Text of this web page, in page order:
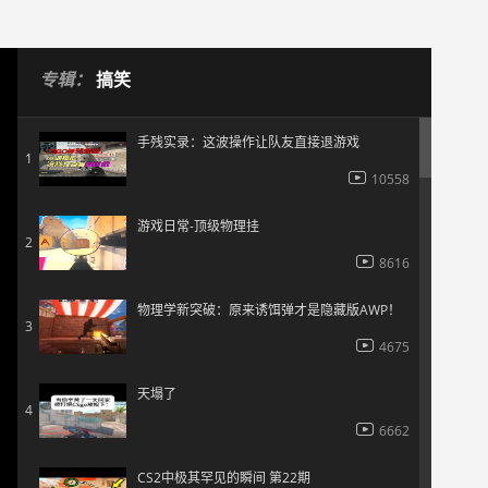
专辑： 搞笑
1
手残实录：这波操作让队友直接退游戏
10558
2
游戏日常-顶级物理挂
8616
3
物理学新突破：原来诱饵弹才是隐藏版AWP！
4675
4
天塌了
6662
CS2中极其罕见的瞬间 第22期